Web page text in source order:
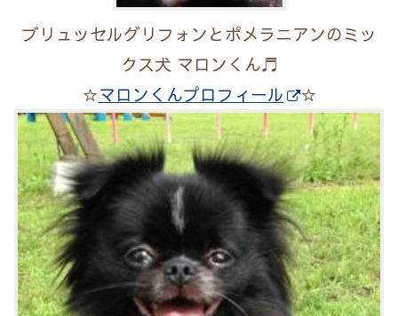
ブリュッセルグリフォンとポメラニアンのミッ
クス犬 マロンくん♬
☆マロンくんプロフィール ☆